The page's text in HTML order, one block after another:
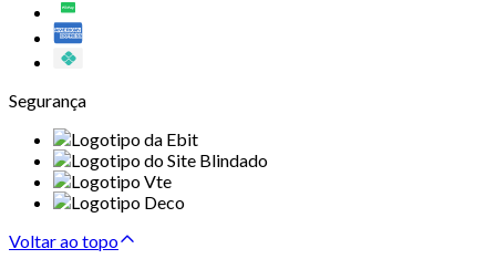
Segurança
Voltar ao topo